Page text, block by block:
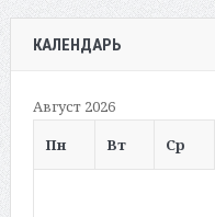
КАЛЕНДАРЬ
Август 2026
Пн
Вт Ср